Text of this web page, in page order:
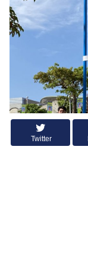
Twitter